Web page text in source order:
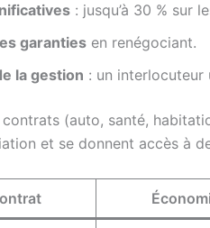
: jusqu’à 30 % sur
garanties en renégociant.
la gestion : un interlocuteur
(auto, santé,
et se donnent accès à